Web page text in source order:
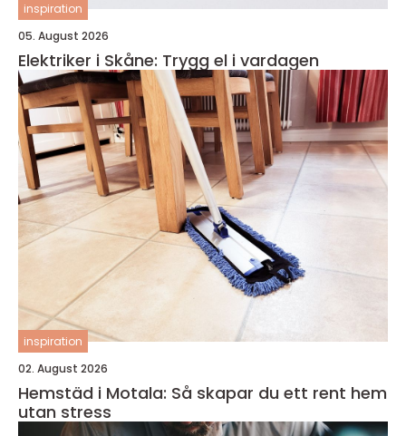
inspiration
05. August 2026
Elektriker i Skåne: Trygg el i vardagen
inspiration
02. August 2026
Hemstäd i Motala: Så skapar du ett rent hem
utan stress